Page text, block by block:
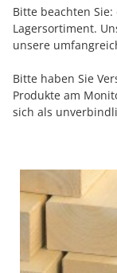
Bitte beachten
Lagersortiment.
unsere
Bitte haben Sie
Produkte am
sich als